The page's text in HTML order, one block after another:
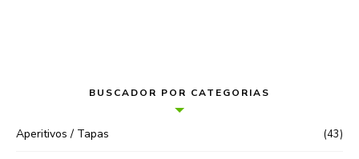
BUSCADOR POR CATEGORIAS
Aperitivos / Tapas (43)